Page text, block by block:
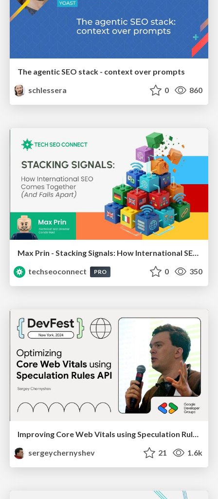
The agentic SEO stack - context over prompts
schlessera
0 860
Max Prin - Stacking Signals: How International SEO Comes Together (And Falls Apart)
techseoconnect
PRO 0 350
Improving Core Web Vitals using Speculation Rules API
sergeychernyshev
21 1.6k